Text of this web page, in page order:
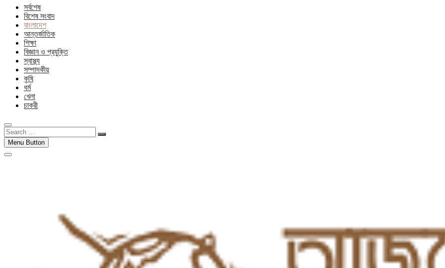
সর্বশেষ
বিশেষ সংবাদ
বাংলাদেশ
আন্তর্জাতিক
শিক্ষা
বিজ্ঞান ও প্রযুক্তি
স্বাস্থ্য
সম্পাদকীয়
কৃষি
ধর্ম
খেলা
চাকরী
Search
…Menu Button